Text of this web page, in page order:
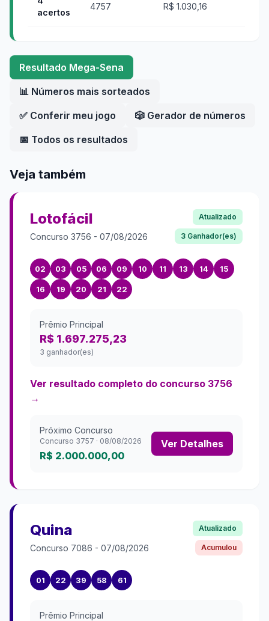
acertos
4757 R$ 1.030,16
Resultado Mega-Sena
📊 Números mais sorteados
✅ Conferir meu jogo
🎲 Gerador de números
📅 Todos os resultados
Veja também
Lotofácil
Concurso 3756 - 07/08/2026
Atualizado
3 Ganhador(es)
02 03 05 06 09 10 11 13 14 15
16 19 20 21 22
Prêmio Principal
R$ 1.697.275,23
3 ganhador(es)
Ver resultado completo do concurso 3756
→
Próximo Concurso
Concurso 3757 · 08/08/2026
R$ 2.000.000,00
Ver Detalhes
Quina
Concurso 7086 - 07/08/2026
Atualizado
Acumulou
01 22 39 58 61
Prêmio Principal